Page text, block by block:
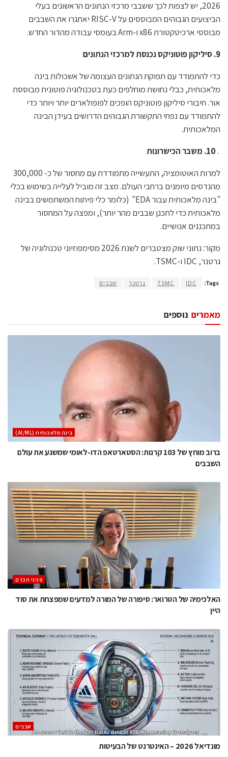
2026, יש לצפות לכך ששבבי מרכזי הנתונים הראשונים בעלי
הביצועים הגבוהים המבוססים על RISC-V יאתגרו את השבבים
מבוססי ארכיטקטורת x86 ו-Arm בעומסי עבודה מהדור החדש.
9. סיליקון פוטוניקס נכנסת למרכזי הנתונים
כדי להתמודד עם תפוקת הנתונים העצומה של אשכולות בינה
מלאכותית, כבלי נחושת מוחלפים כעת בטכנולוגיה פוטונית מבוססת
אור. חיבורי סיליקון פוטוניקס הופכים לפופולארים יותר ויותר כדי
להתמודד עם נפחי התקשורת הגבוהים הדרושים בעידן הבינה
המלאכותית.
.10. משבר הכישרונות
למרות האוטומציה, התעשייה מתמודדת עם מחסור של כ- 300,000
מהנדסים מיומנים ברחבי העולם. מצב זה מוביל לעלייה בשימוש בכלי
"בינה מלאכותית עבור EDA" (כלומר כלי פיתוח המשתמשים בבינה
מלאכותית כדי לתכנן שבבים מהר יותר), ומפצה על המחסור
במתכננים אנושיים.
מקור: נתוני שוק מצטברים לשנת 2026 מסימפוזיוני טכנולוגיה של
גרטנר, IDC ו-TSMC.
Tags:
IDC
TSMC גרטנר שבבים
נוספים מאמרים
בינה מלאכותית (AI/ML)
ברוב מוחץ של 103 קרנות: הסטארטאפ הדו-לאומי שמשגע את עולם
השבבים
פניני הכרם
האלכימיה של הטרואר: סיפורה של המורה למדעים שמפצחת את סוד
היין
‫שבבים‬
מונדיאל 2026 – האינטרנט של הבעיטות